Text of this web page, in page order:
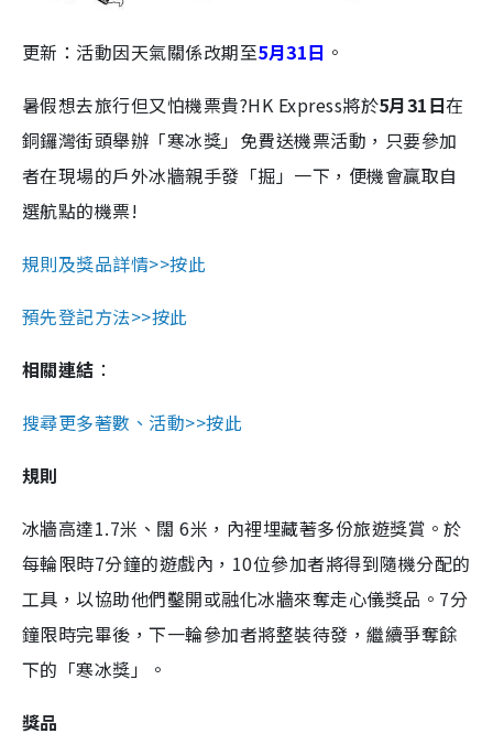
更新：活動因天氣關係改期至5月31日 。
暑假想去旅行但又怕機票貴?HK Express將於5月31日在
銅鑼灣街頭舉辦「寒冰獎」免費送機票活動，只要參加
者在現場的戶外冰牆親手發「掘」一下，便機會贏取自
選航點的機票!
規則及獎品詳情>>按此
預先登記方法>>按此
相關連結 ：
搜尋更多著數、活動>>按此
規則
冰牆高達1.7米、闊 6米，內裡埋藏著多份旅遊獎賞。於
每輪限時7分鐘的遊戲內，10位參加者將得到隨機分配的
工具，以協助他們鑿開或融化冰牆來奪走心儀獎品。7分
鐘限時完畢後，下一輪參加者將整裝待發，繼續爭奪餘
下的「寒冰獎」。
獎品